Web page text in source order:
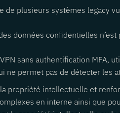
plusieurs systèmes legacy
données confidentielles
sans authentification MFA,
ne permet pas de détecter
propriété intellectuelle et
en interne ainsi que